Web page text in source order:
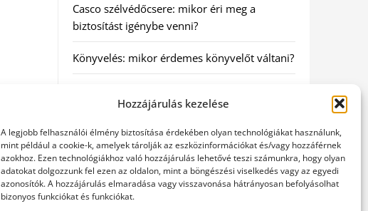
Hozzájárulás kezelése
A legjobb felhasználói élmény biztosítása érdekében olyan technológiákat használunk,
mint például a cookie-k, amelyek tárolják az eszközinformációkat és/vagy hozzáférnek
azokhoz. Ezen technológiákhoz való hozzájárulás lehetővé teszi számunkra, hogy olyan
adatokat dolgozzunk fel ezen az oldalon, mint a böngészési viselkedés vagy az egyedi
azonosítók. A hozzájárulás elmaradása vagy visszavonása hátrányosan befolyásolhat
bizonyos funkciókat és funkciókat.
Casco szélvédőcsere: mikor éri meg a
biztosítást igénybe venni?
Könyvelés: mikor érdemes könyvelőt váltani?
szakszerű jogi háttér a biztonságos
Munkajogi ügyvéd: miért nem érdemes várni
a jogi segítséggel